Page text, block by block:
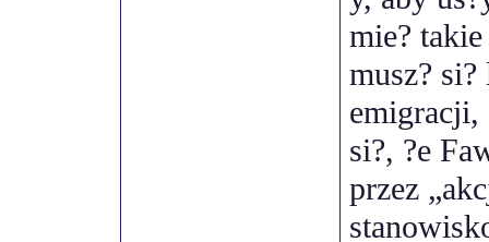
mie?
musz?
emigracji,
si?, ?e
przez